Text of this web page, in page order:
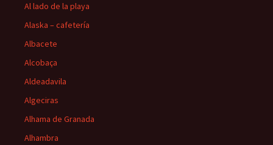
Al lado de la playa
Alaska – cafetería
Albacete
Alcobaça
Aldeadavila
Algeciras
Alhama de Granada
Alhambra